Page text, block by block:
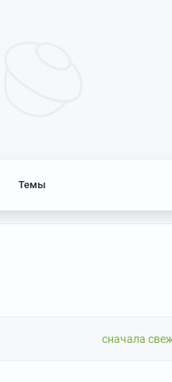
Темы
сначала